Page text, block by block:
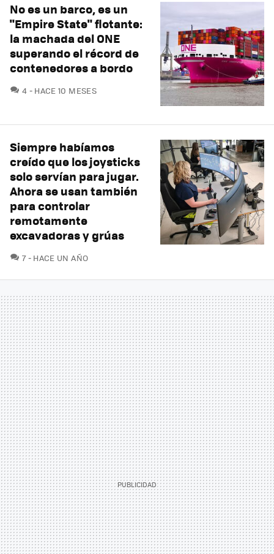
No es un barco, es un
"Empire State" flotante:
la machada del ONE
superando el récord de
contenedores a bordo
4 COMENTARIOS
HACE 10 MESES
Siempre habíamos
creído que los joysticks
solo servían para jugar.
Ahora se usan también
para controlar
remotamente
excavadoras y grúas
7COMENTARIOS
HACE UN AÑO